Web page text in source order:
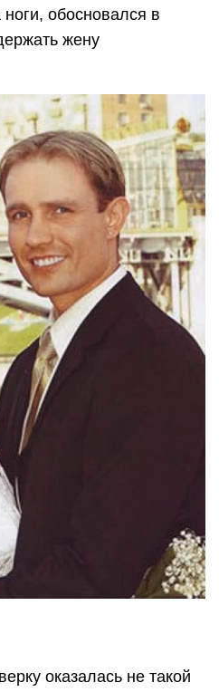
обосновался в
жену
оказалась не такой